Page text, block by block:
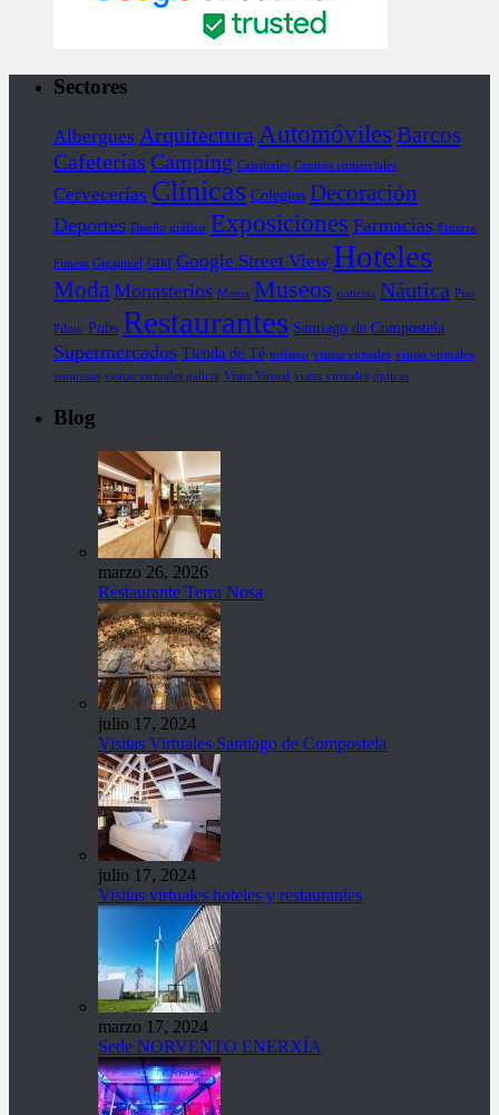
Sectores
Albergues Arquitectura Automóviles Barcos
Cafeterías Camping Catedrales Centros comerciales
Cervecerías Clínicas Colegios Decoración
Deportes Diseño gráfico Exposiciones Farmacias Fisterra
Fitness Gigapixel GIM Google Street View Hoteles
Moda Monasterios Motos Museos noticias Náutica Piso
Piloto Pubs Restaurantes Santiago de Compostela
Supermercados Tienda de Té turismo visitas virtuales visitas virtuales
empresas visitas virtuales galicia Visita Virtual vistas virtuales ópticas
Blog
marzo 26, 2026
Restaurante Terra Nosa
julio 17, 2024
Visitas Virtuales Santiago de Compostela
julio 17, 2024
Visitas virtuales hoteles y restaurantes
marzo 17, 2024
Sede NORVENTO ENERXÍA